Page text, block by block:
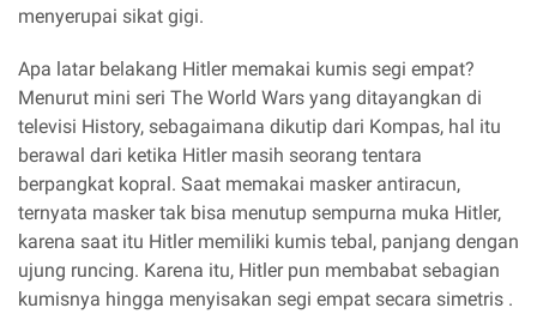
menyerupai sikat gigi.
Apa latar belakang Hitler memakai kumis segi empat?
Menurut mini seri The World Wars yang ditayangkan di
televisi History, sebagaimana dikutip dari Kompas, hal itu
berawal dari ketika Hitler masih seorang tentara
berpangkat kopral. Saat memakai masker antiracun,
ternyata masker tak bisa menutup sempurna muka Hitler,
karena saat itu Hitler memiliki kumis tebal, panjang dengan
ujung runcing. Karena itu, Hitler pun membabat sebagian
kumisnya hingga menyisakan segi empat secara simetris .